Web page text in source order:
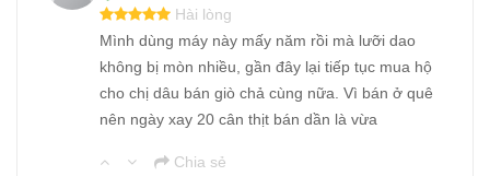
Hài lòng
Mình dùng máy này mấy năm rồi mà lưỡi dao
không bị mòn nhiều, gần đây lại tiếp tục mua hộ
cho chị dâu bán giò chả cùng nữa. Vì bán ở quê
nên ngày xay 20 cân thịt bán dần là vừa
Chia sẻ